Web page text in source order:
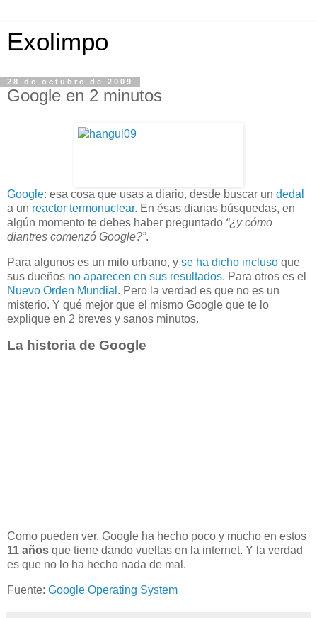
Exolimpo
28 de octubre de 2009
Google en 2 minutos
Google: esa cosa que usas a diario, desde buscar un dedal
a un reactor termonuclear. En ésas diarias búsquedas, en
algún momento te debes haber preguntado “¿y cómo
diantres comenzó Google?”.
Para algunos es un mito urbano, y se ha dicho incluso que
sus dueños no aparecen en sus resultados. Para otros es el
Nuevo Orden Mundial . Pero la verdad es que no es un
misterio. Y qué mejor que el mismo Google que te lo
explique en 2 breves y sanos minutos.
La historia de Google
Como pueden ver, Google ha hecho poco y mucho en estos
11 años que tiene dando vueltas en la internet. Y la verdad
es que no lo ha hecho nada de mal.
Fuente: Google Operating System